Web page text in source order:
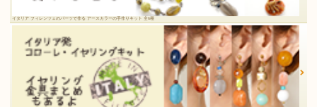
イタリア フィレンツェのパーツで作る アースカラーの手作りキット 全6種